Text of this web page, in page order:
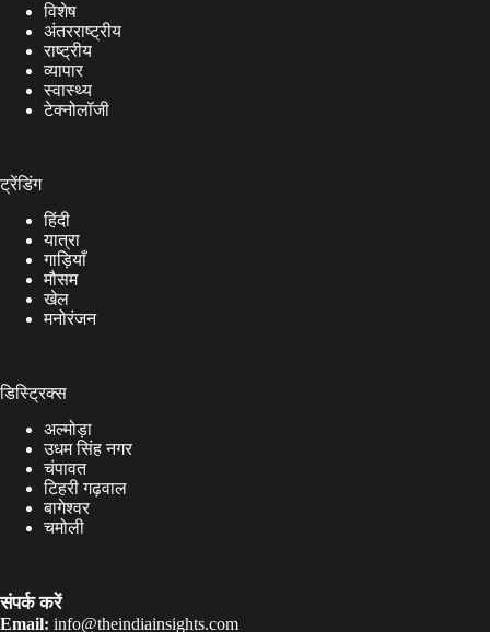
विशेष
अंतरराष्ट्रीय
राष्ट्रीय
व्यापार
स्वास्थ्य
टेक्नोलॉजी
ट्रेंडिंग
हिंदी
यात्रा
गाड़ियाँ
मौसम
खेल
मनोरंजन
डिस्ट्रिक्स
अल्मोड़ा
उधम सिंह नगर
चंपावत
टिहरी गढ़वाल
बागेश्वर
चमोली
संपर्क करें
Email: info@theindiainsights.com